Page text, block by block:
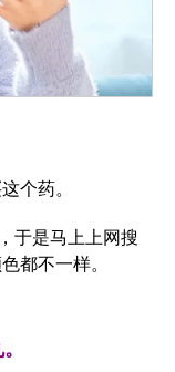
个药。
于是马上上网搜
都不一样。